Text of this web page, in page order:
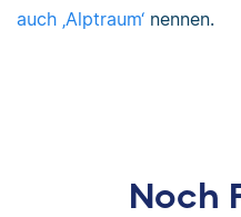
auch ‚Alptraum‘ nennen.
Noch